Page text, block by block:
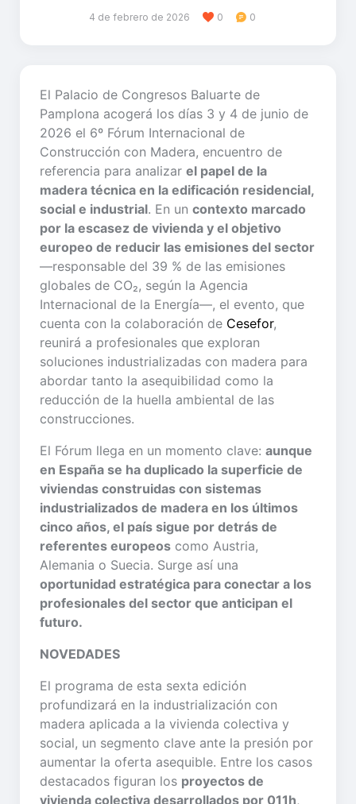
4 de febrero de 2026 0 0
El Palacio de Congresos Baluarte de
Pamplona acogerá los días 3 y 4 de junio de
2026 el 6º Fórum Internacional de
Construcción con Madera, encuentro de
referencia para analizar el papel de la
madera técnica en la edificación residencial,
social e industrial. En un contexto marcado
por la escasez de vivienda y el objetivo
europeo de reducir las emisiones del sector
—responsable del 39 % de las emisiones
globales de CO₂, según la Agencia
Internacional de la Energía—, el evento, que
cuenta con la colaboración de Cesefor,
reunirá a profesionales que exploran
soluciones industrializadas con madera para
abordar tanto la asequibilidad como la
reducción de la huella ambiental de las
construcciones.
El Fórum llega en un momento clave: aunque
en España se ha duplicado la superficie de
viviendas construidas con sistemas
industrializados de madera en los últimos
cinco años, el país sigue por detrás de
referentes europeos como Austria,
Alemania o Suecia. Surge así una
oportunidad estratégica para conectar a los
profesionales del sector que anticipan el
futuro.
NOVEDADES
El programa de esta sexta edición
profundizará en la industrialización con
madera aplicada a la vivienda colectiva y
social, un segmento clave ante la presión por
aumentar la oferta asequible. Entre los casos
destacados figuran los proyectos de
vivienda colectiva desarrollados por 011h,